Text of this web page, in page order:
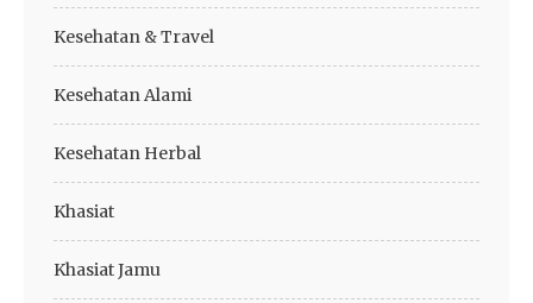
Kesehatan & Travel
Kesehatan Alami
Kesehatan Herbal
Khasiat
Khasiat Jamu